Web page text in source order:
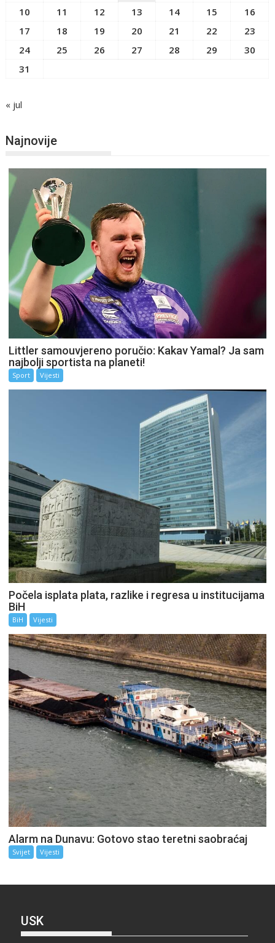
10
11 12 13 14 15
16
17
18 19 20 21 22
23
24
25 26 27 28 29
30
31
« jul
Najnovije
Littler samouvjereno poručio: Kakav Yamal? Ja sam
najbolji sportista na planeti!
Sport Vijesti
Počela isplata plata, razlike i regresa u institucijama
BiH
BiH Vijesti
Alarm na Dunavu: Gotovo stao teretni saobraćaj
Svijet Vijesti
USK